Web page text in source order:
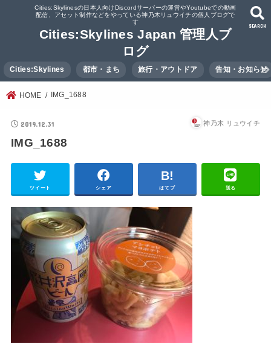
Cities:Skylinesの日本人向けDiscordサーバーの運営やYoutubeでの動画
配信、アセット制作などをやっている神乃木リュウイチの個人ブログで
す
Cities:Skylines Japan 管理人ブ
ログ
SEARCH
Cities:Skylines 都市・まち 旅行・アウトドア 告知・お知らせ
HOME IMG_1688
2019.12.31 神乃木 リュウイチ
IMG_1688
ツイート シェア はてブ 送る